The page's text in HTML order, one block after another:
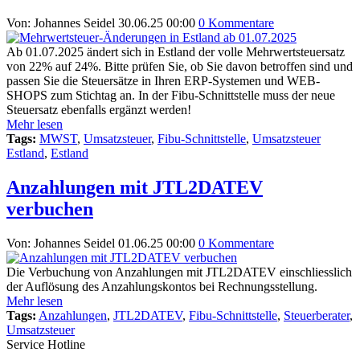
Von: Johannes Seidel 30.06.25 00:00 0 Kommentare
Ab 01.07.2025 ändert sich in Estland der volle Mehrwertsteuersatz
von 22% auf 24%. Bitte prüfen Sie, ob Sie davon betroffen sind und
passen Sie die Steuersätze in Ihren ERP-Systemen und WEB-
SHOPS zum Stichtag an. In der Fibu-Schnittstelle muss der neue
Steuersatz ebenfalls ergänzt werden!
Mehr lesen
Tags: MWST, Umsatzsteuer, Fibu-Schnittstelle, Umsatzsteuer
Estland, Estland
Anzahlungen mit JTL2DATEV
verbuchen
Von: Johannes Seidel 01.06.25 00:00 0 Kommentare
Die Verbuchung von Anzahlungen mit JTL2DATEV einschliesslich
der Auflösung des Anzahlungskontos bei Rechnungsstellung.
Mehr lesen
Tags: Anzahlungen, JTL2DATEV, Fibu-Schnittstelle, Steuerberater,
Umsatzsteuer
Service Hotline